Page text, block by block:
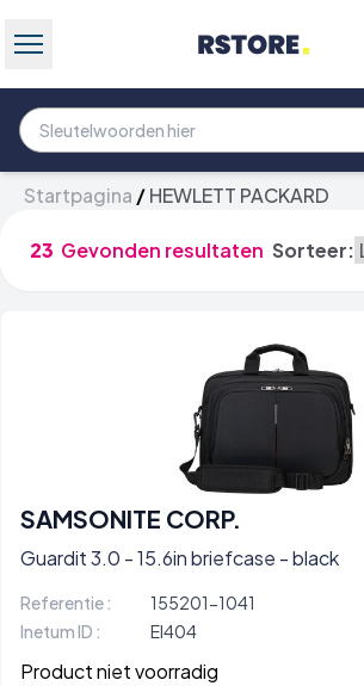
Startpagina /HEWLETT PACKARD
23 Gevonden resultaten Sorteer:
SAMSONITE CORP.
Guardit 3.0 - 15.6in briefcase - black
Referentie :
155201-1041
Inetum ID :
EI404
Product niet voorradig